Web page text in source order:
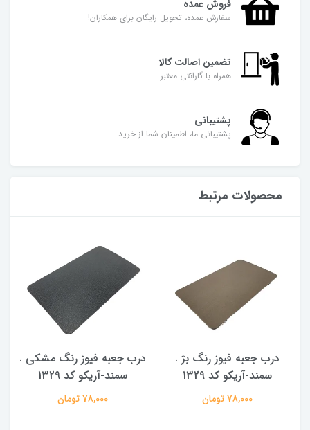
فروش عمده
سفارش عمده، تحویل رایگان برای همکاران!
تضمین اصالت کالا
همراه با گارانتی معتبر
پشتیبانی
پشتیبانی ما، اطمینان شما از خرید
محصولات مرتبط
درب جعبه فیوز رنگ بژ .
سمند-آریکو کد 1329
78,000 تومان
درب جعبه فیوز رنگ مشکی .
سمند-آریکو کد 1329
78,000 تومان